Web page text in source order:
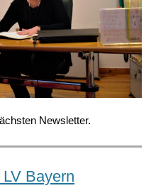
Newsletter.
Bayern